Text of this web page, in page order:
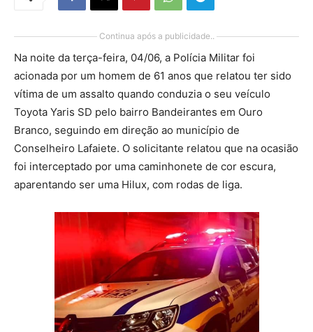
Continua após a publicidade..
Na noite da terça-feira, 04/06, a Polícia Militar foi
acionada por um homem de 61 anos que relatou ter sido
vítima de um assalto quando conduzia o seu veículo
Toyota Yaris SD pelo bairro Bandeirantes em Ouro
Branco, seguindo em direção ao município de
Conselheiro Lafaiete. O solicitante relatou que na ocasião
foi interceptado por uma caminhonete de cor escura,
aparentando ser uma Hilux, com rodas de liga.